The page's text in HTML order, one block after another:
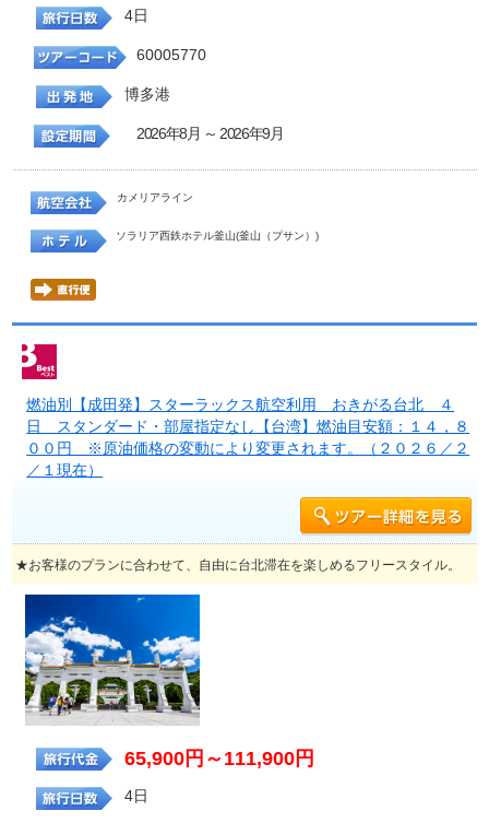
4日
60005770
博多港
2026年8月 ～ 2026年9月
カメリアライン
ソラリア西鉄ホテル釜山(釜山（プサン）)
燃油別【成田発】スターラックス航空利用 おきがる台北 ４
日 スタンダード・部屋指定なし【台湾】燃油目安額：１４，８
００円 ※原油価格の変動により変更されます。（２０２６／２
／１現在）
★お客様のプランに合わせて、自由に台北滞在を楽しめるフリースタイル。
65,900円～111,900円
4日